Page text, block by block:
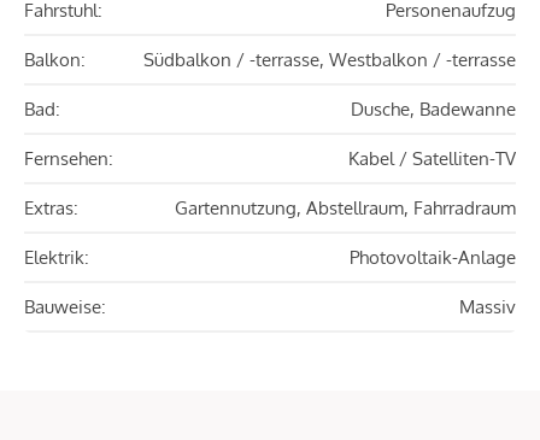
Fahrstuhl: Personenaufzug
Balkon: Südbalkon / -terrasse, Westbalkon / -terrasse
Bad: Dusche, Badewanne
Fernsehen: Kabel / Satelliten-TV
Extras: Gartennutzung, Abstellraum, Fahrradraum
Elektrik: Photovoltaik-Anlage
Bauweise: Massiv